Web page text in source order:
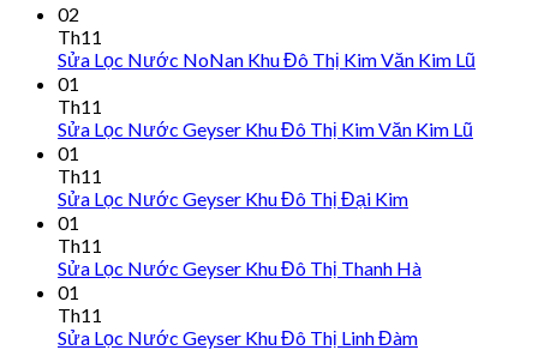
02
Th11
Sửa Lọc Nước NoNan Khu Đô Thị Kim Văn Kim Lũ
01
Th11
Sửa Lọc Nước Geyser Khu Đô Thị Kim Văn Kim Lũ
01
Th11
Sửa Lọc Nước Geyser Khu Đô Thị Đại Kim
01
Th11
Sửa Lọc Nước Geyser Khu Đô Thị Thanh Hà
01
Th11
Sửa Lọc Nước Geyser Khu Đô Thị Linh Đàm